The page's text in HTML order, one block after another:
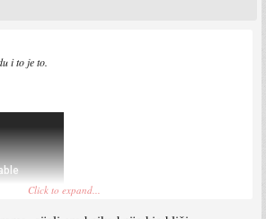
i to je to.
Click to expand...